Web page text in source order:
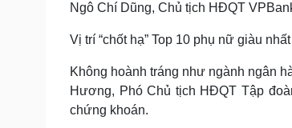
Ngô Chí Dũng, Chủ tịch HĐQT
Vị trí “chốt hạ” Top 10 phụ nữ giàu
Không hoành tráng như ngành ngân
Hương, Phó Chủ tịch HĐQT Tập
chứng khoán.